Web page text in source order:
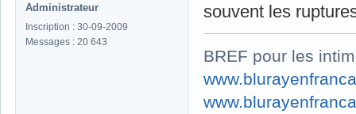
Administrateur
Inscription : 30-09-2009
Messages : 20 643
souvent les
BREF pour les